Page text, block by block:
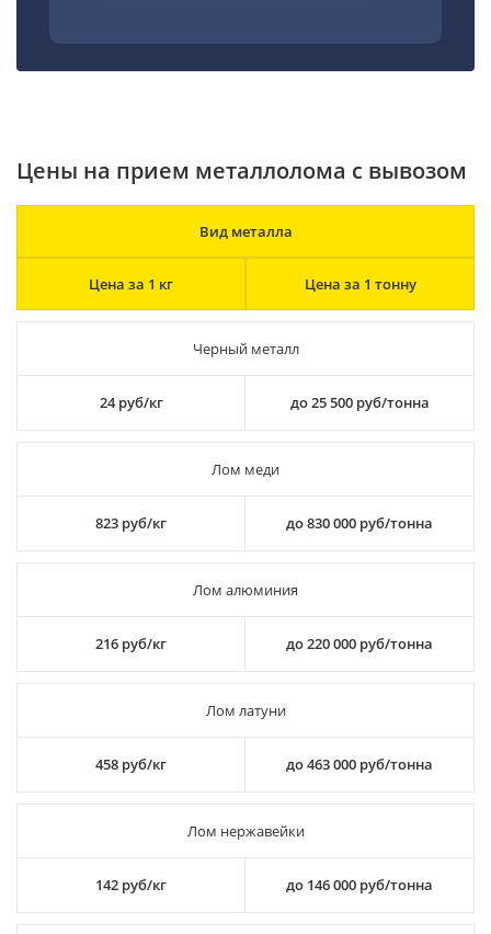
Цены на прием металлолома с вывозом
Вид металла
Цена за 1 кг Цена за 1 тонну
Черный металл
24 руб/кг до 25 500 руб/тонна
Лом меди
823 руб/кг до 830 000 руб/тонна
Лом алюминия
216 руб/кг до 220 000 руб/тонна
Лом латуни
458 руб/кг до 463 000 руб/тонна
Лом нержавейки
142 руб/кг до 146 000 руб/тонна